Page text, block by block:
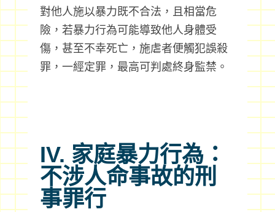
對他人施以暴力既不合法，且相當危
險，若暴力行為可能導致他人身體受
傷，甚至不幸死亡，施虐者便觸犯誤殺
罪，一經定罪，最高可判處終身監禁。
IV. 家庭暴力行為：
不涉人命事故的刑
事罪行